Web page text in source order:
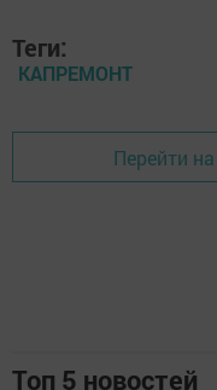
Теги:
КАПРЕМОНТ
Перейти
Топ 5 новостей